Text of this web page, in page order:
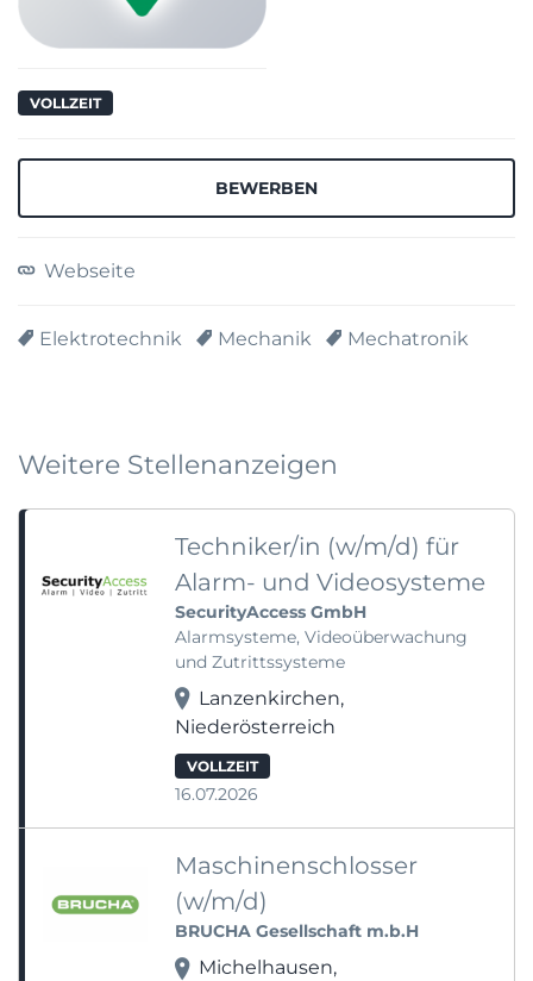
VOLLZEIT
Webseite
Elektrotechnik Mechanik Mechatronik
Weitere Stellenanzeigen
Techniker/in (w/m/d) für
Alarm- und Videosysteme
SecurityAccess GmbH
Alarmsysteme, Videoüberwachung
und Zutrittssysteme
Lanzenkirchen,
Niederösterreich
VOLLZEIT
16.07.2026
Maschinenschlosser
(w/m/d)
BRUCHA Gesellschaft m.b.H
Michelhausen,